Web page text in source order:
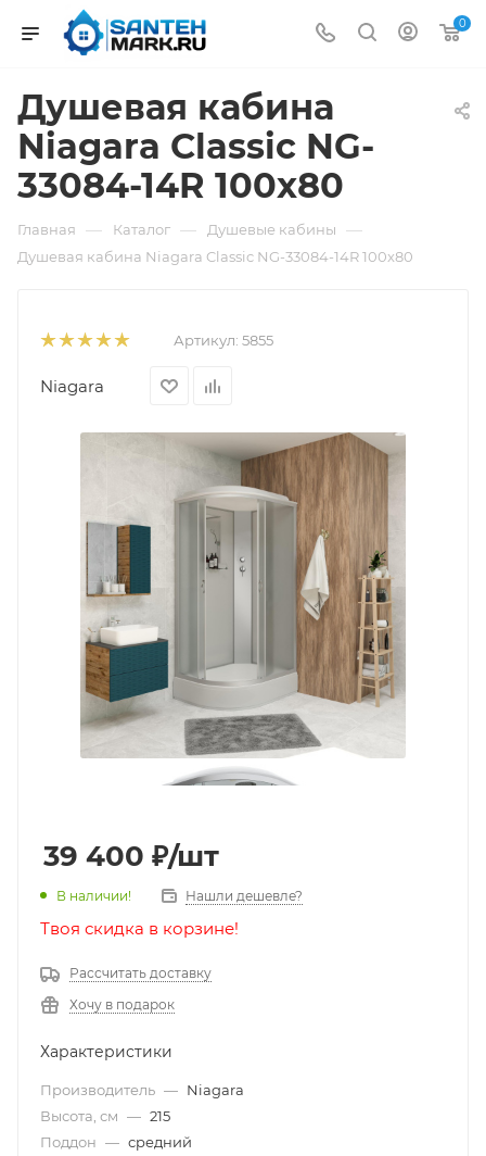
0
Душевая кабина
Niagara Classic NG-
33084-14R 100x80
Главная — Каталог — Душевые кабины —
Душевая кабина Niagara Classic NG-33084-14R 100x80
Артикул: 5855
Niagara
39 400 ₽/шт
В наличии! Нашли дешевле?
Твоя скидка в корзине!
Рассчитать доставку
Хочу в подарок
Характеристики
Производитель — Niagara
Высота, см — 215
Поддон — средний